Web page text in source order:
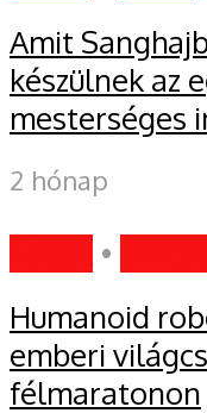
Amit
készülnek az
mesterséges
2 hónap
•
Humanoid
emberi
félmaratonon